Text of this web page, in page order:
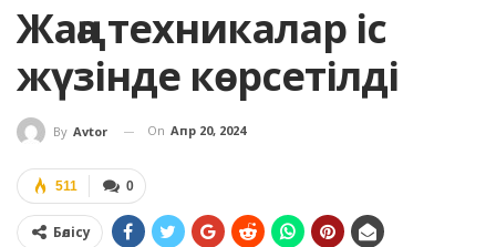
Жаңа техникалар іс
жүзінде көрсетілді
By Avtor On Апр 20, 2024
0
511
Бөлісу